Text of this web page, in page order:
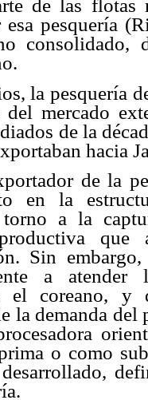
de las flotas
esa pesquería
consolidado,
la pesquería
del mercado
de la
hacia
de la
en la
a la
Sin
a atender
el coreano, y
la demanda del
o como